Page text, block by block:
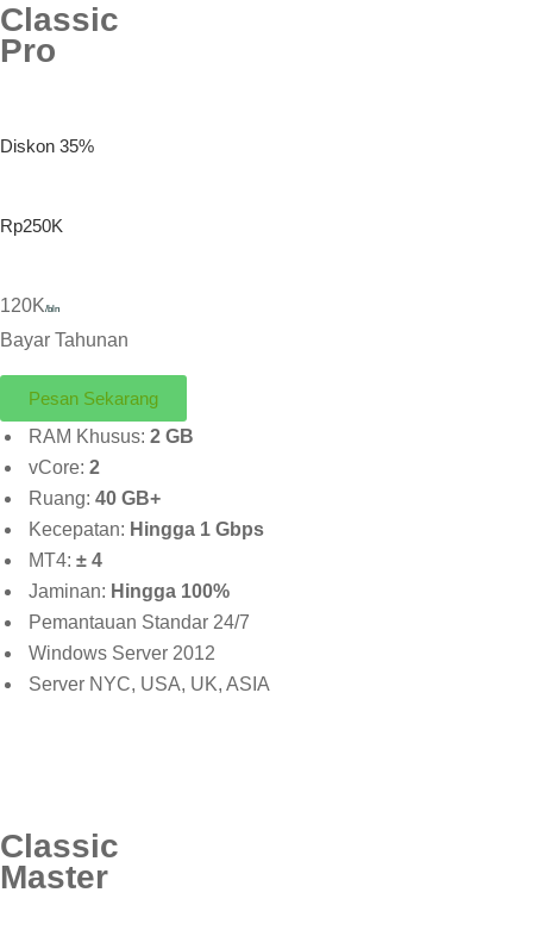
Classic
Pro
Diskon 35%
Rp250K
120K/bln
Bayar Tahunan
Pesan Sekarang
RAM Khusus: 2 GB
vCore: 2
Ruang: 40 GB+
Kecepatan: Hingga 1 Gbps
MT4: ± 4
Jaminan: Hingga 100%
Pemantauan Standar 24/7
Windows Server 2012
Server NYC, USA, UK, ASIA
Classic
Master